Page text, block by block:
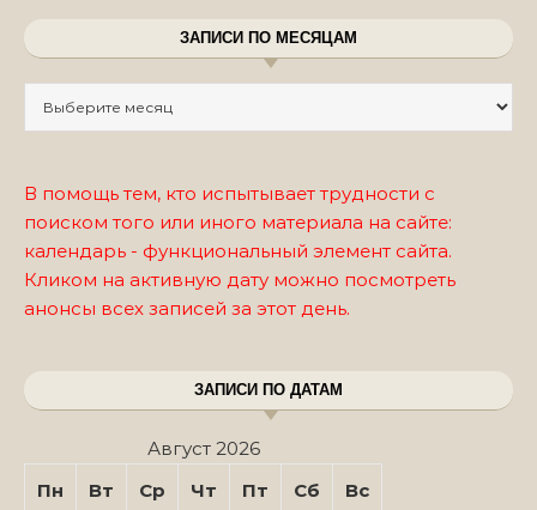
ЗАПИСИ ПО МЕСЯЦАМ
В помощь тем, кто испытывает трудности с
поиском того или иного материала на сайте:
календарь - функциональный элемент сайта.
Кликом на активную дату можно посмотреть
анонсы всех записей за этот день.
ЗАПИСИ ПО ДАТАМ
Август 2026
Пн
Вт Ср Чт Пт Сб Вс